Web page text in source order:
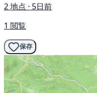
2 地点 · 5日前
1 閲覧
保存